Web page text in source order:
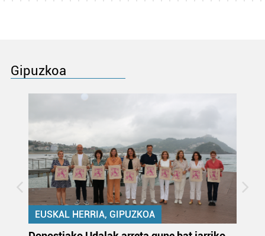
Gipuzkoa
EUSKAL HERRIA, GIPUZKOA